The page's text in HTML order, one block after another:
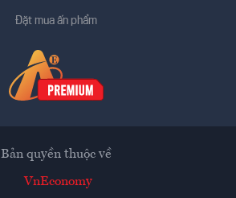
Đặt mua ấn phẩm
Bản quyền thuộc về
VnEconomy